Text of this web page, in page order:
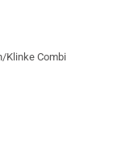
Klinke Combi